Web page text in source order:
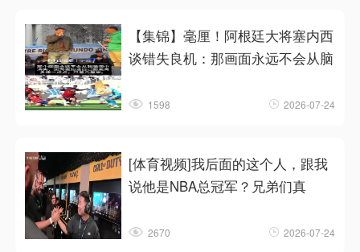
【集锦】毫厘！阿根廷大将塞内西
谈错失良机：那画面永远不会从脑
1598 2026-07-24
[体育视频]我后面的这个人，跟我
说他是NBA总冠军？兄弟们真
2670 2026-07-24